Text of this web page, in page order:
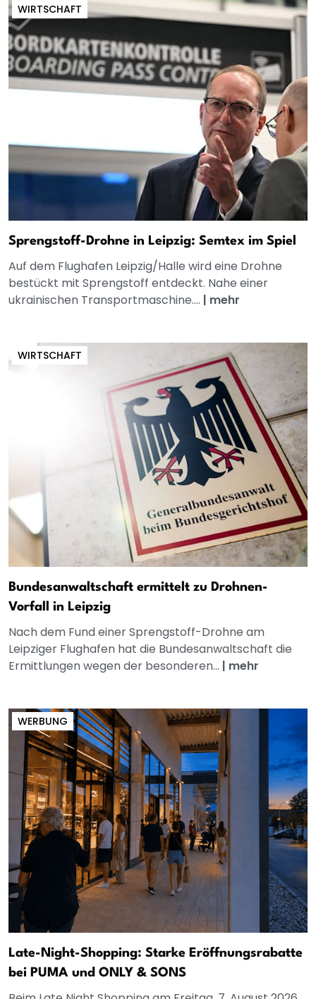
WIRTSCHAFT
Sprengstoff-Drohne in Leipzig: Semtex im Spiel
Auf dem Flughafen Leipzig/Halle wird eine Drohne
bestückt mit Sprengstoff entdeckt. Nahe einer
ukrainischen Transportmaschine.... | mehr
WIRTSCHAFT
Bundesanwaltschaft ermittelt zu Drohnen-
Vorfall in Leipzig
Nach dem Fund einer Sprengstoff-Drohne am
Leipziger Flughafen hat die Bundesanwaltschaft die
Ermittlungen wegen der besonderen... | mehr
WERBUNG
Late-Night-Shopping: Starke Eröffnungsrabatte
bei PUMA und ONLY & SONS